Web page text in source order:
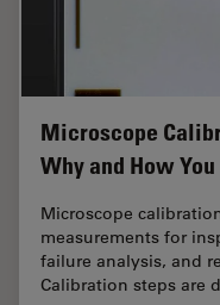
Microscope
Why and How
Microscope
measurements for
failure analysis, and
Calibration steps are